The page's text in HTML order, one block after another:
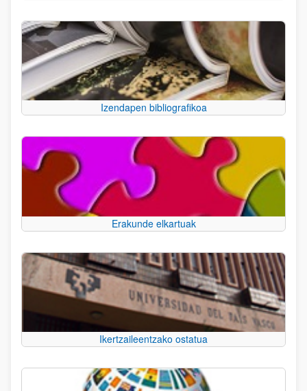
Izendapen bibliografikoa
Erakunde elkartuak
Ikertzaileentzako ostatua